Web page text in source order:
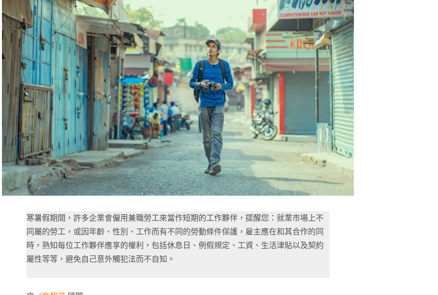
寒暑假期間，許多企業會僱用兼職勞工來當作短期的工作夥伴，提醒您：就業市場上不
同屬的勞工，或因年齡、性別、工作而有不同的勞動條件保護，雇主應在和其合作的同
時，熟知每位工作夥伴應享的權利，包括休息日、例假規定、工資、生活津貼以及契約
屬性等等，避免自己意外觸犯法而不自知。